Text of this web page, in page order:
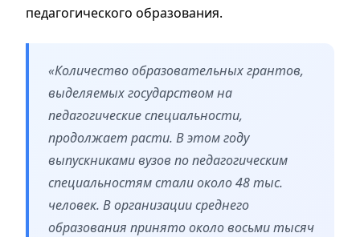
педагогического образования.
«Количество образовательных грантов,
выделяемых государством на
педагогические специальности,
продолжает расти. В этом году
выпускниками вузов по педагогическим
специальностям стали около 48 тыс.
человек. В организации среднего
образования принято около восьми тысяч